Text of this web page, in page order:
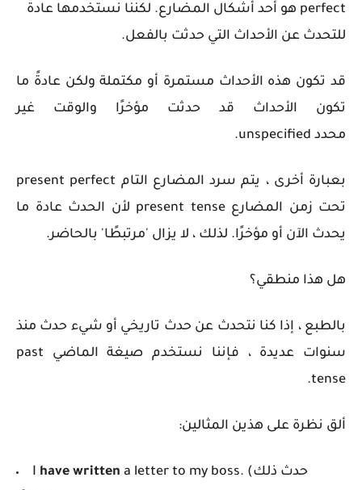
perfect هو أحد أشكال المضارع. لكننا نستخدمها عادة
للتحدث عن الأحداث التي حدثت بالفعل.
قد تكون هذه الأحداث مستمرة أو مكتملة ولكن عادةً ما
تكون الأحداث قد حدثت مؤخرًا والوقت غير
محدد unspecified
.
بعبارة أخرى ، يتم سرد المضارع التام present perfect
تحت زمن المضارع present tense لأن الحدث عادة ما
يحدث الآن أو مؤخرًا. لذلك ، لا يزال 'مرتبطًا' بالحاضر.
هل هذا منطقي؟
بالطبع ، إذا كنا نتحدث عن حدث تاريخي أو شيء حدث منذ
سنوات عديدة ، فإننا نستخدم صيغة الماضي past
tense.
ألق نظرة على هذين المثالين:
I have written a letter to my boss. (حدث ذلك